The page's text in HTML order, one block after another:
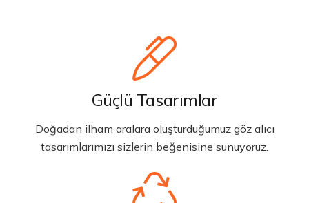
Güçlü Tasarımlar
Doğadan ilham aralara oluşturduğumuz göz alıcı
tasarımlarımızı sizlerin beğenisine sunuyoruz.